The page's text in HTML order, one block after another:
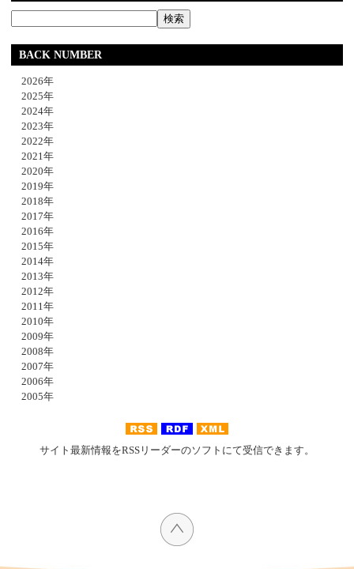
BACK NUMBER
2026年
2025年
2024年
2023年
2022年
2021年
2020年
2019年
2018年
2017年
2016年
2015年
2014年
2013年
2012年
2011年
2010年
2009年
2008年
2007年
2006年
2005年
サイト最新情報をRSSリーダーのソフトにて受信できます。